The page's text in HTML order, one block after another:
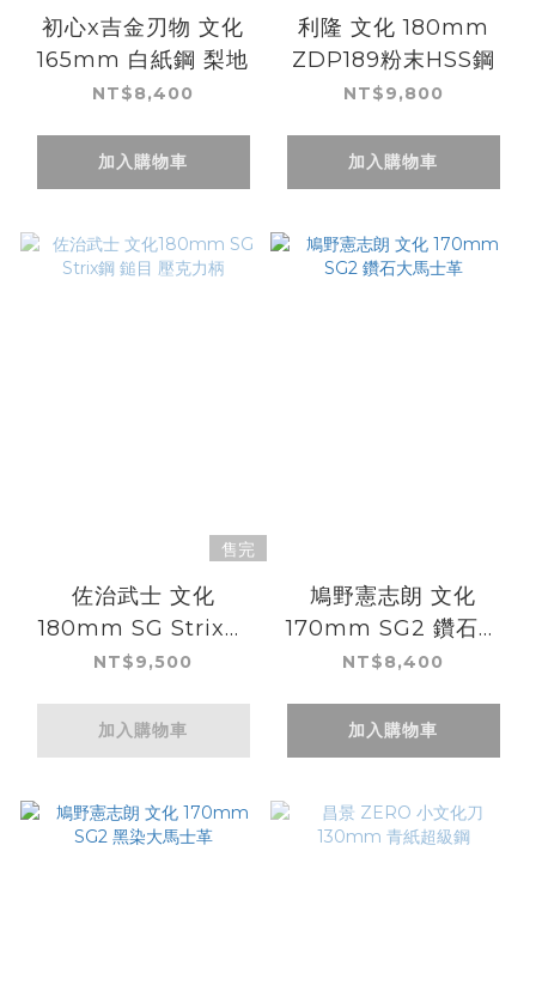
初心x吉金刃物 文化
165mm 白紙鋼 梨地
NT$8,400
加入購物車
利隆 文化 180mm
ZDP189粉末HSS鋼
NT$9,800
加入購物車
售完
佐治武士 文化
180mm SG Strix鋼
鎚目 壓克力柄
NT$9,500
加入購物車
鳩野憲志朗 文化
170mm SG2 鑽石大
馬士革
NT$8,400
加入購物車